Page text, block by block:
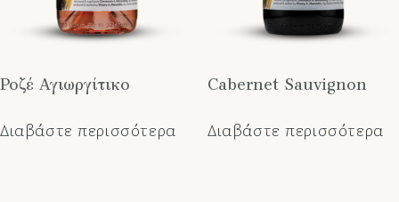
Ροζέ Αγιωργίτικο
Διαβάστε περισσότερα
Cabernet Sauvignon
Διαβάστε περισσότερα